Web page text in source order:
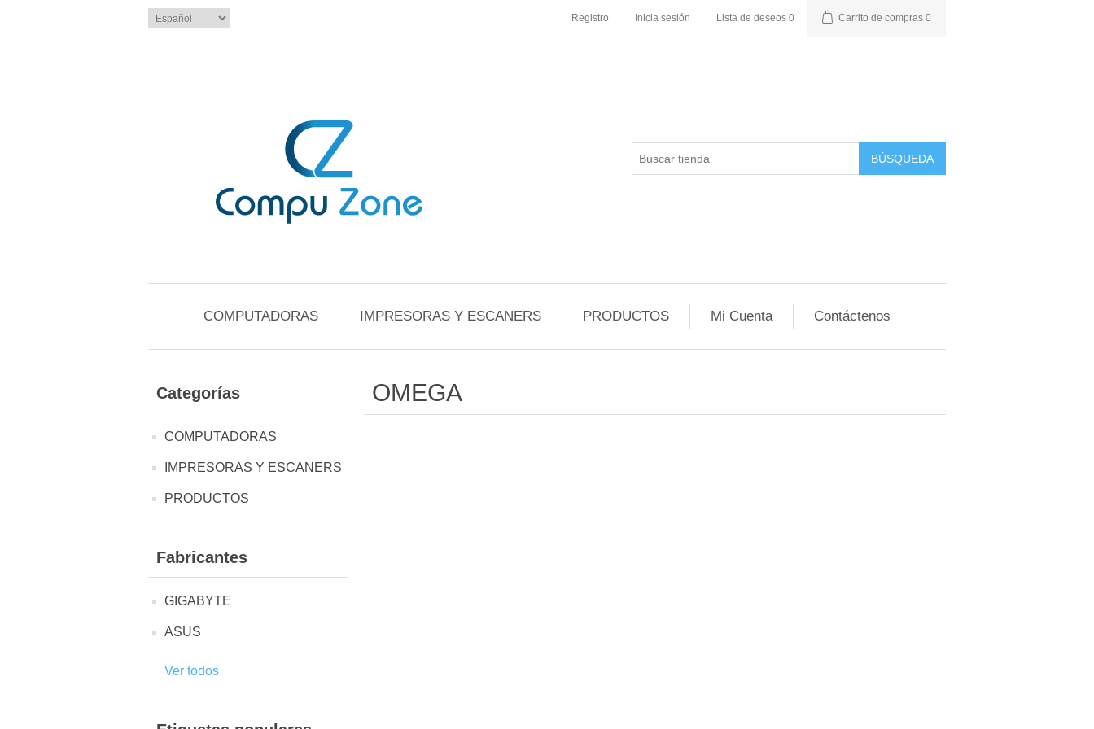
Registro Inicia sesión Lista de deseos 0 Carrito de compras 0
BÚSQUEDA
COMPUTADORAS IMPRESORAS Y ESCANERS PRODUCTOS Mi Cuenta Contáctenos
Categorías
COMPUTADORAS
IMPRESORAS Y ESCANERS
PRODUCTOS
Fabricantes
GIGABYTE
ASUS
Ver todos
OMEGA